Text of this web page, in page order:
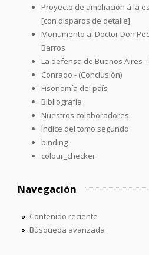
Proyecto de ampliación á la
[con disparos de detalle]
Monumento al Doctor Don
Barros
La defensa de Buenos Aires -
Conrado - (Conclusión)
Fisonomía del país
Bibliografía
Nuestros colaboradores
Índice del tomo segundo
binding
colour_checker
Navegación
Contenido reciente
Búsqueda avanzada